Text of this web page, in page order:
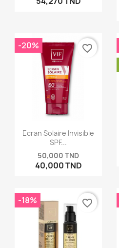
Ecran Solaire Invisible
SPF...
50,000 TND
40,000 TND
-20% favorite_border
-18% favorite_border